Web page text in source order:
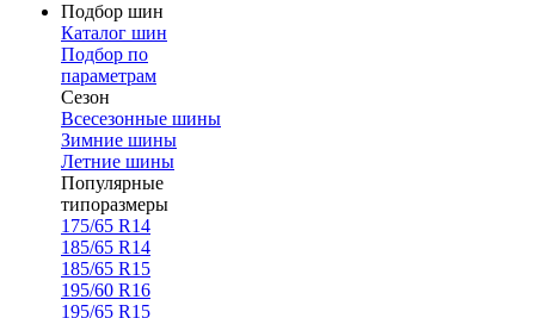
Подбор шин
Каталог шин
Подбор по
параметрам
Сезон
Всесезонные шины
Зимние шины
Летние шины
Популярные
типоразмеры
175/65 R14
185/65 R14
185/65 R15
195/60 R16
195/65 R15